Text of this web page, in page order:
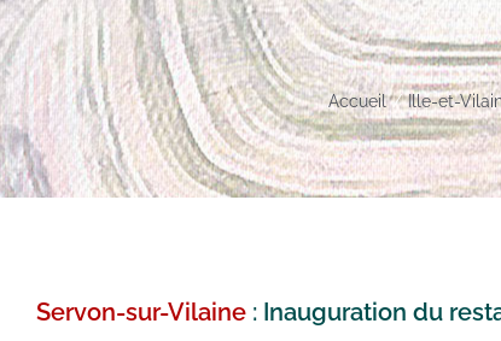
Accueil Ille-et-
Servon-sur-Vilaine : Inauguration du